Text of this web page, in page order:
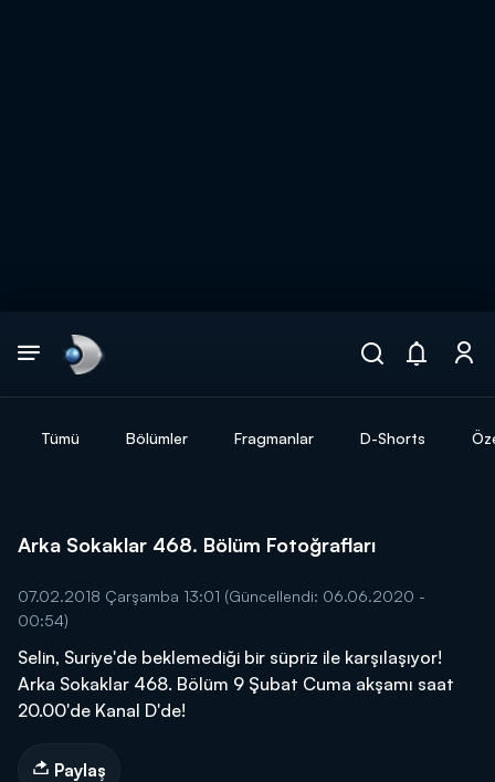
Tümü Bölümler Fragmanlar D-Shorts
Arka Sokaklar 468. Bölüm Fotoğrafları
07.02.2018 Çarşamba 13:01 (Güncellendi: 06.06.2020 -
00:54)
Selin, Suriye'de beklemediği bir süpriz ile karşılaşıyor!
Arka Sokaklar 468. Bölüm 9 Şubat Cuma akşamı saat
20.00'de Kanal D'de!
Paylaş